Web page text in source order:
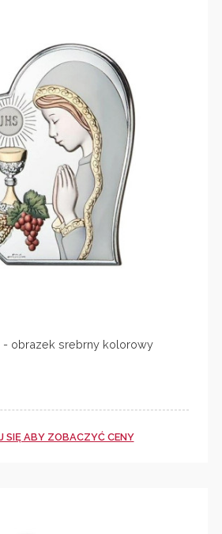
- obrazek srebrny kolorowy
SIĘ ABY ZOBACZYĆ CENY